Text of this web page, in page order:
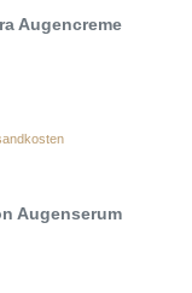
Augencreme
Augenserum